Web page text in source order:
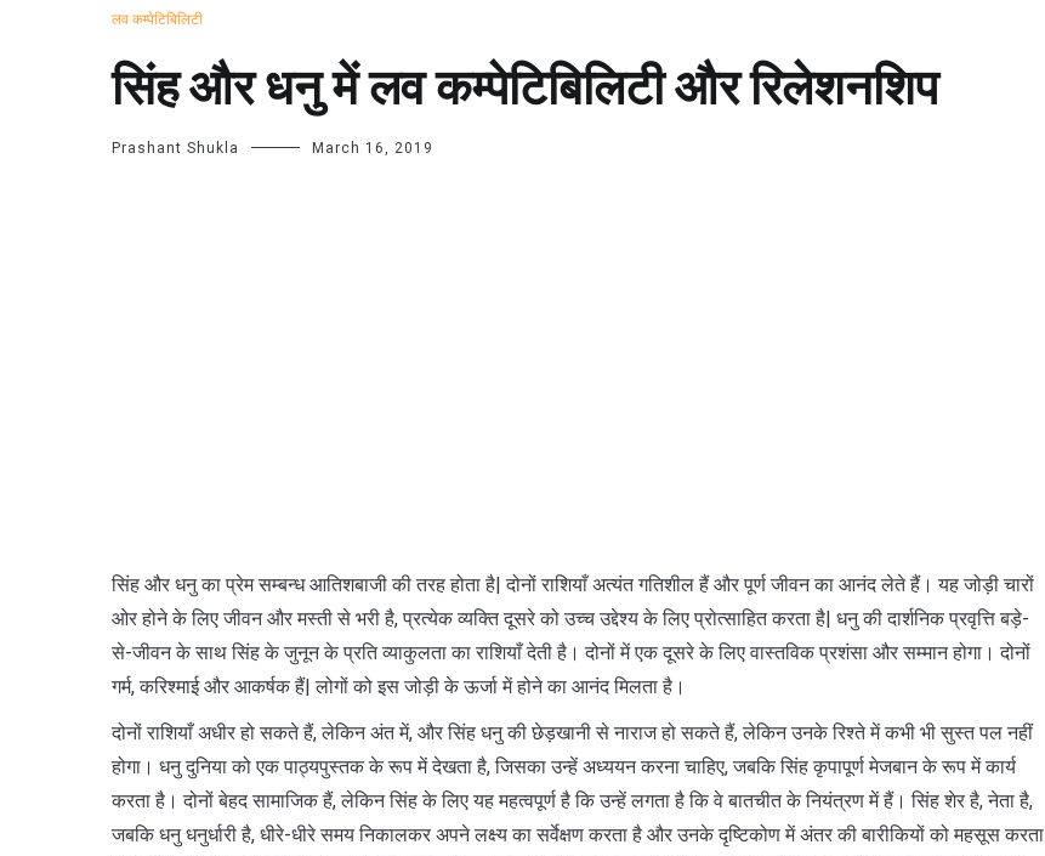
लव कम्पेटिबिलिटी
सिंह और धनु में लव कम्पेटिबिलिटी और रिलेशनशिप
Prashant Shukla March 16, 2019
सिंह और धनु का प्रेम सम्बन्ध आतिशबाजी की तरह होता है| दोनों राशियाँ अत्यंत गतिशील हैं और पूर्ण जीवन का आनंद लेते हैं। यह जोड़ी चारों
ओर होने के लिए जीवन और मस्ती से भरी है, प्रत्येक व्यक्ति दूसरे को उच्च उद्देश्य के लिए प्रोत्साहित करता है| धनु की दार्शनिक प्रवृत्ति बड़े-
से-जीवन के साथ सिंह के जुनून के प्रति व्याकुलता का राशियाँ देती है। दोनों में एक दूसरे के लिए वास्तविक प्रशंसा और सम्मान होगा। दोनों
गर्म, करिश्माई और आकर्षक हैं| लोगों को इस जोड़ी के ऊर्जा में होने का आनंद मिलता है।
दोनों राशियाँ अधीर हो सकते हैं, लेकिन अंत में, और सिंह धनु की छेड़खानी से नाराज हो सकते हैं, लेकिन उनके रिश्ते में कभी भी सुस्त पल नहीं
होगा। धनु दुनिया को एक पाठ्यपुस्तक के रूप में देखता है, जिसका उन्हें अध्ययन करना चाहिए, जबकि सिंह कृपापूर्ण मेजबान के रूप में कार्य
करता है। दोनों बेहद सामाजिक हैं, लेकिन सिंह के लिए यह महत्वपूर्ण है कि उन्हें लगता है कि वे बातचीत के नियंत्रण में हैं। सिंह शेर है, नेता है,
जबकि धनु धनुर्धारी है, धीरे-धीरे समय निकालकर अपने लक्ष्य का सर्वेक्षण करता है और उनके दृष्टिकोण में अंतर की बारीकियों को महसूस करता